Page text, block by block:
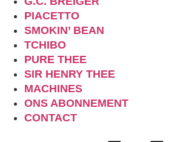
PIACETTO
SMOKIN’ BEAN
TCHIBO
PURE THEE
SIR HENRY THEE
MACHINES
ONS ABONNEMENT
CONTACT